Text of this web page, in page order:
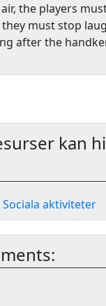
the players
must stop
after the
kan
Sociala aktiviteter